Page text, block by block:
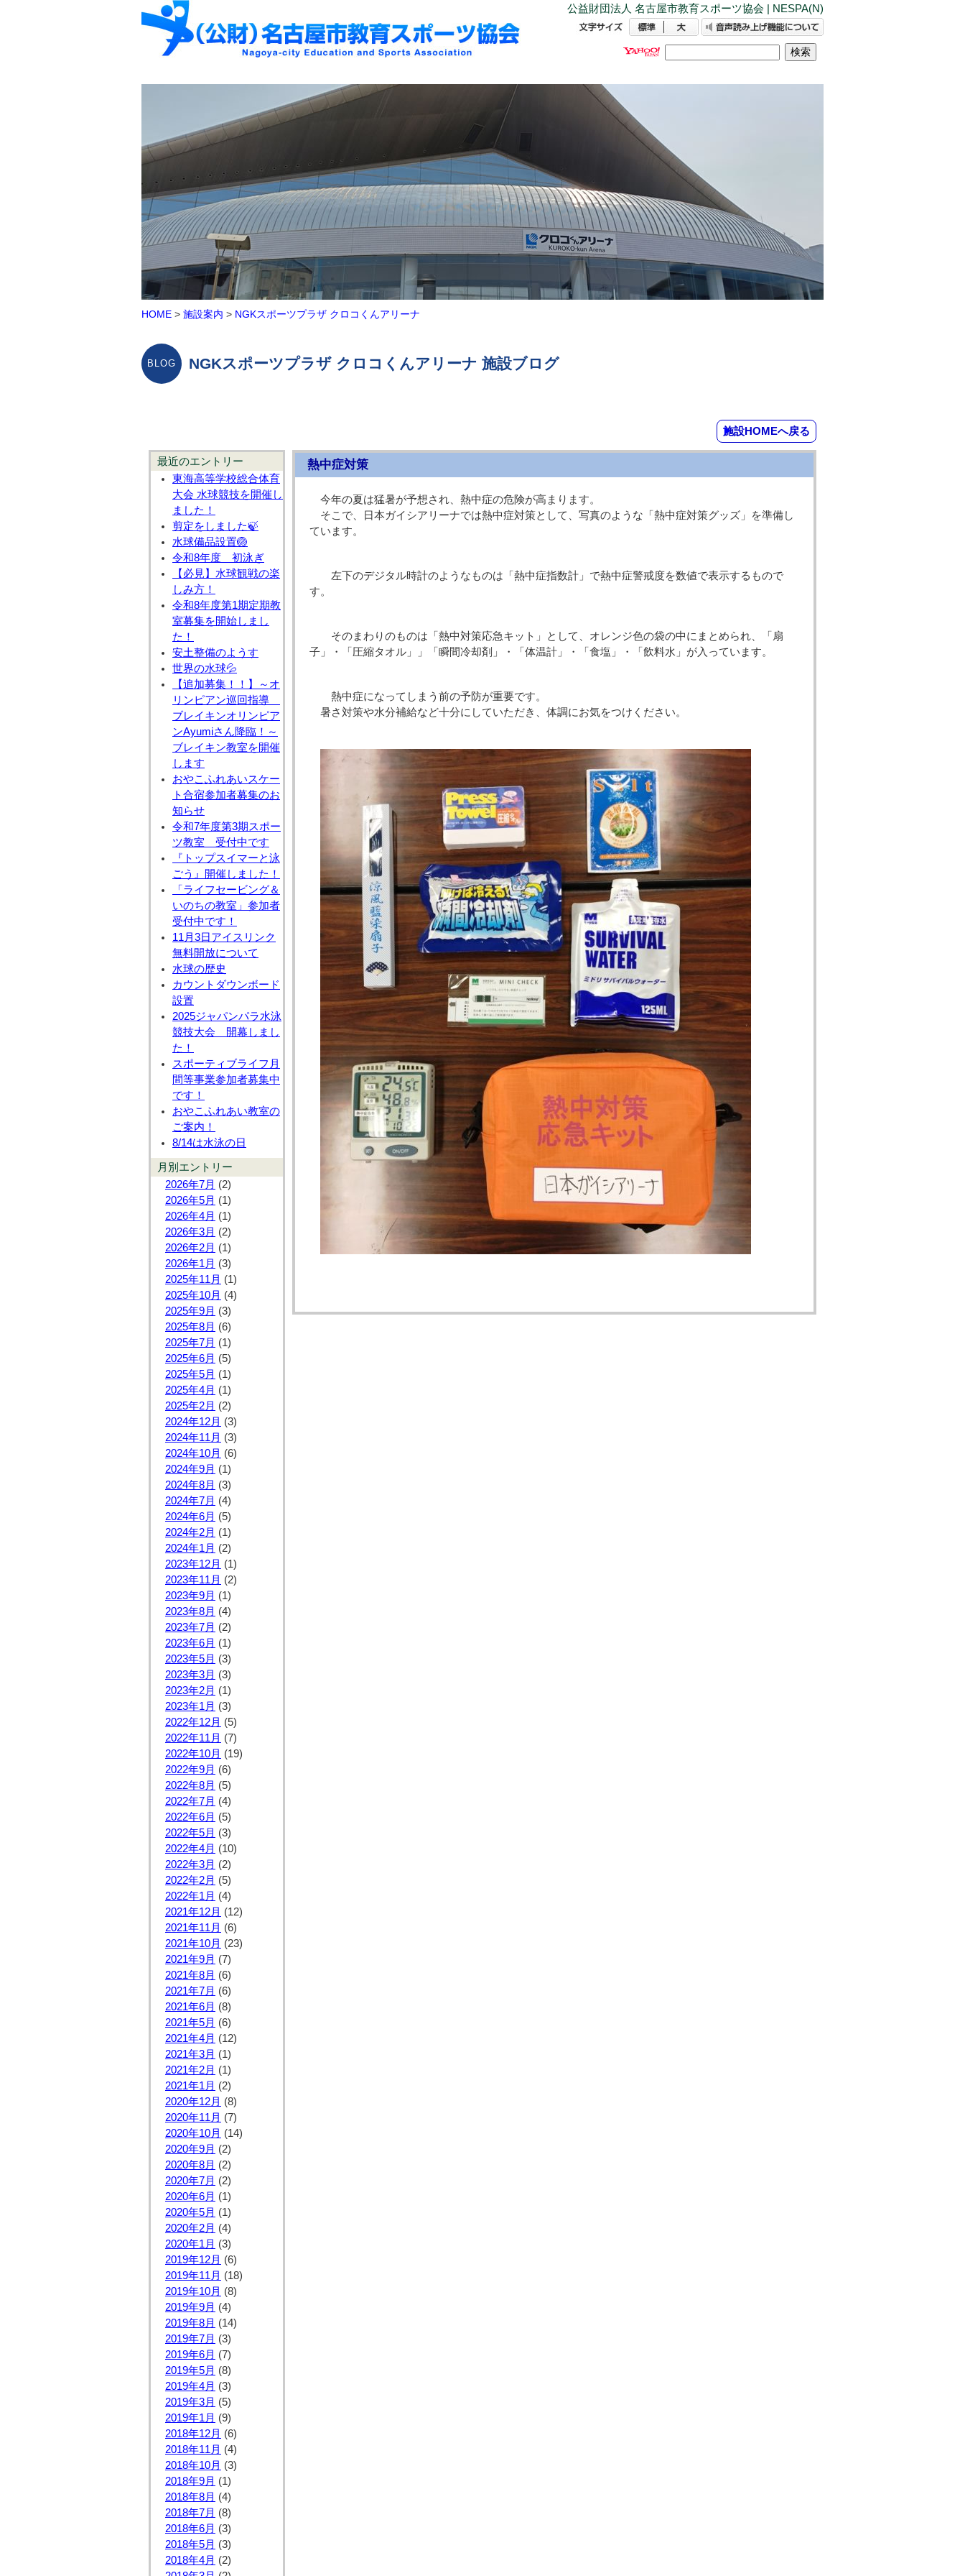
公益財団法人 名古屋市教育スポーツ協会 | NESPA(N)
HOME > 施設案内 > NGKスポーツプラザ クロコくんアリーナ
NGKスポーツプラザ クロコくんアリーナ 施設ブログ
施設HOMEへ戻る
最近のエントリー
東海高等学校総合体育
大会 水球競技を開催し
ました！
剪定をしました🍃
水球備品設置🏐
令和8年度 初泳ぎ
【必見】水球観戦の楽
しみ方！
令和8年度第1期定期教
室募集を開始しまし
た！
安土整備のようす
世界の水球💦
【追加募集！！】～オ
リンピアン巡回指導
ブレイキンオリンピア
ンAyumiさん降臨！～
ブレイキン教室を開催
します
おやこふれあいスケー
ト合宿参加者募集のお
知らせ
令和7年度第3期スポー
ツ教室 受付中です
『トップスイマーと泳
ごう』開催しました！
「ライフセービング＆
いのちの教室」参加者
受付中です！
11月3日アイスリンク
無料開放について
水球の歴史
カウントダウンボード
設置
2025ジャパンパラ水泳
競技大会 開幕しまし
た！
スポーティブライフ月
間等事業参加者募集中
です！
おやこふれあい教室の
ご案内！
8/14は水泳の日
月別エントリー
2026年7月 (2)
2026年5月 (1)
2026年4月 (1)
2026年3月 (2)
2026年2月 (1)
2026年1月 (3)
2025年11月 (1)
2025年10月 (4)
2025年9月 (3)
2025年8月 (6)
2025年7月 (1)
2025年6月 (5)
2025年5月 (1)
2025年4月 (1)
2025年2月 (2)
2024年12月 (3)
2024年11月 (3)
2024年10月 (6)
2024年9月 (1)
2024年8月 (3)
2024年7月 (4)
2024年6月 (5)
2024年2月 (1)
2024年1月 (2)
2023年12月 (1)
2023年11月 (2)
2023年9月 (1)
2023年8月 (4)
2023年7月 (2)
2023年6月 (1)
2023年5月 (3)
2023年3月 (3)
2023年2月 (1)
2023年1月 (3)
2022年12月 (5)
2022年11月 (7)
2022年10月 (19)
2022年9月 (6)
2022年8月 (5)
2022年7月 (4)
2022年6月 (5)
2022年5月 (3)
2022年4月 (10)
2022年3月 (2)
2022年2月 (5)
2022年1月 (4)
2021年12月 (12)
2021年11月 (6)
2021年10月 (23)
2021年9月 (7)
2021年8月 (6)
2021年7月 (6)
2021年6月 (8)
2021年5月 (6)
2021年4月 (12)
2021年3月 (1)
2021年2月 (1)
2021年1月 (2)
2020年12月 (8)
2020年11月 (7)
2020年10月 (14)
2020年9月 (2)
2020年8月 (2)
2020年7月 (2)
2020年6月 (1)
2020年5月 (1)
2020年2月 (4)
2020年1月 (3)
2019年12月 (6)
2019年11月 (18)
2019年10月 (8)
2019年9月 (4)
2019年8月 (14)
2019年7月 (3)
2019年6月 (7)
2019年5月 (8)
2019年4月 (3)
2019年3月 (5)
2019年1月 (9)
2018年12月 (6)
2018年11月 (4)
2018年10月 (3)
2018年9月 (1)
2018年8月 (4)
2018年7月 (8)
2018年6月 (3)
2018年5月 (3)
2018年4月 (2)
熱中症対策
今年の夏は猛暑が予想され、熱中症の危険が高まります。
そこで、日本ガイシアリーナでは熱中症対策として、写真のような「熱中症対策グッズ」を準備し
ています。
左下のデジタル時計のようなものは「熱中症指数計」で熱中症警戒度を数値で表示するもので
す。
そのまわりのものは「熱中対策応急キット」として、オレンジ色の袋の中にまとめられ、「扇
子」・「圧縮タオル」」「瞬間冷却剤」・「体温計」・「食塩」・「飲料水」が入っています。
熱中症になってしまう前の予防が重要です。
暑さ対策や水分補給など十分にしていただき、体調にお気をつけください。